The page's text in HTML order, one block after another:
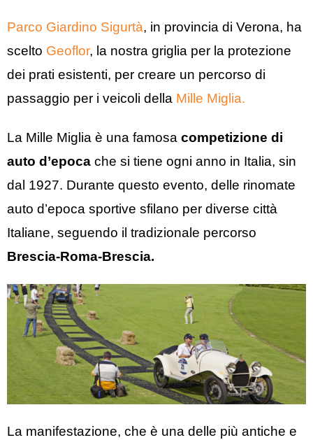
Parco Giardino Sigurtà, in provincia di Verona, ha
scelto Geoflor, la nostra griglia per la protezione
dei prati esistenti, per creare un percorso di
passaggio per i veicoli della Mille Miglia.
La Mille Miglia è una famosa competizione di
auto d’epoca che si tiene ogni anno in Italia, sin
dal 1927. Durante questo evento, delle rinomate
auto d’epoca sportive sfilano per diverse città
Italiane, seguendo il tradizionale percorso
Brescia-Roma-Brescia.
La manifestazione, che è una delle più antiche e